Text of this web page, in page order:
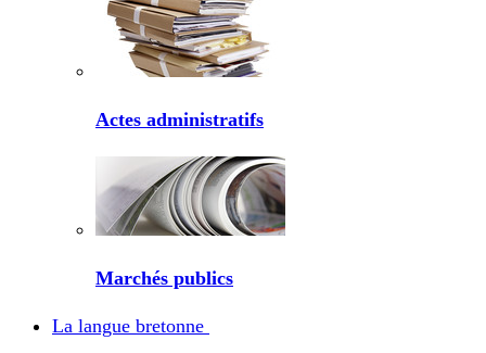
Actes administratifs
Marchés publics
La langue bretonne